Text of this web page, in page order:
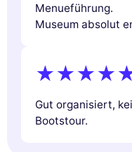
Menueführung.
Museum absolut
Gut organisiert,
Bootstour.